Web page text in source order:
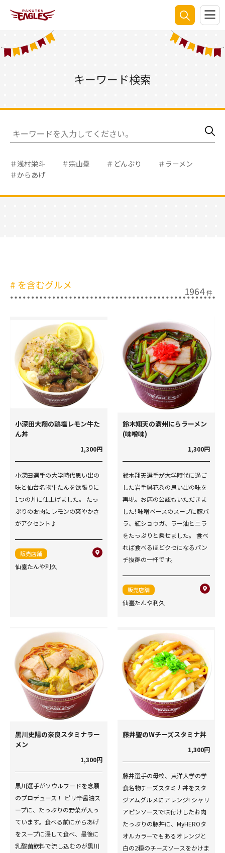
キーワード検索
＃浅村栄斗 ＃宗山塁 ＃どんぶり
＃ラーメン
＃からあげ
# を含むグルメ 1964件
小深田大翔の鶏塩レモン牛た
ん丼
1,300円
小深田選手の大学時代思い出の
味と仙台名物牛たんを欲張りに
1つの丼に仕上げました。 たっ
ぷりのお肉にレモンの爽やかさ
がアクセント♪
販売店舗
仙臺たんや利久
鈴木翔天の満州にらラーメン
(味噌味)
1,300円
鈴木翔天選手が大学時代に過ご
した岩手県花巻の思い出の味を
再現。お店の公認もいただきま
した! 味噌ベースのスープに豚バ
ラ、紅ショウガ、ラー油とニラ
をたっぷりと乗せました。 食べ
れば食べるほどクセになるパン
チ抜群の一杯です。
販売店舗
仙臺たんや利久
黒川史陽の奈良スタミナラー
メン
1,300円
黒川選手がソウルフードを念願
のプロデュース！ ピリ辛醤油ス
ープに、たっぷりの野菜が入っ
ています。食べる前にからあげ
をスープに浸して食べ、最後に
乳酸菌飲料で流し込むのが黒川
藤井聖のWチーズスタミナ丼
1,300円
藤井選手の母校、東洋大学の学
食名物チーズスタミナ丼をスタ
ジアムグルメにアレンジ! シャリ
アピンソースで味付けしたお肉
たっぷりの豚丼に、MyHEROタ
オルカラーでもあるオレンジと
白の2種のチーズソースをかけま